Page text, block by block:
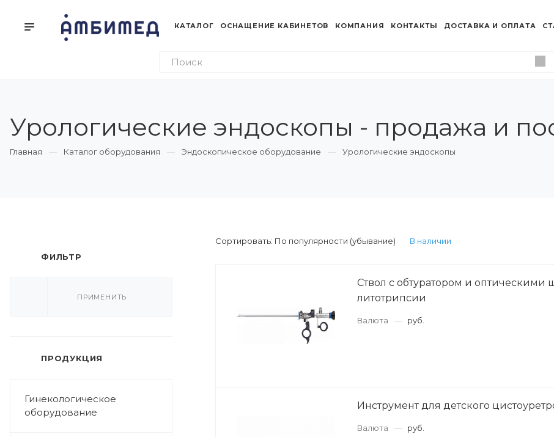
КАТАЛОГ ОСНАЩЕНИЕ КАБИНЕТОВ КОМПАНИЯ КОНТАКТЫ ДОСТАВКА И ОПЛАТА
Урологические эндоскопы - продажа и
Главная Каталог оборудования Эндоскопическое оборудование Урологические эндоскопы
ФИЛЬТР
ПРИМЕНИТЬ
ПРОДУКЦИЯ
Гинекологическое
оборудование
Сортировать: По популярности (убывание) В наличии
Ствол с обтуратором и
литотрипсии
Валюта — руб.
Инструмент для детского
Валюта — руб.